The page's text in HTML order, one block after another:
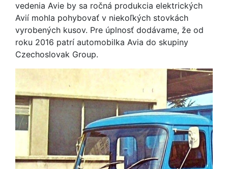
vedenia Avie by sa ročná produkcia elektrických
Avií mohla pohybovať v niekoľkých stovkách
vyrobených kusov. Pre úplnosť dodávame, že od
roku 2016 patrí automobilka Avia do skupiny
Czechoslovak Group.